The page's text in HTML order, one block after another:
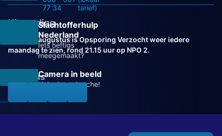
77 34
tarief)
Slachtofferhulp
Nederland
Iets heftigs
meegemaakt?
Camera in beeld
Help de recherche!
Uitzending
Vanaf 31 augustus is Opsporing Verzocht weer iedere
maandag te zien, rond 21.15 uur op NPO 2.
Volg ons